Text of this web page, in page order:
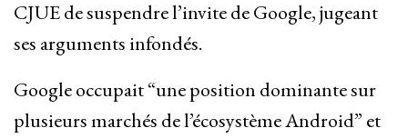
CJUE de suspendre l’invite de Google, jugeant
ses arguments infondés.
Google occupait “une position dominante sur
plusieurs marchés de l’écosystème Android” et